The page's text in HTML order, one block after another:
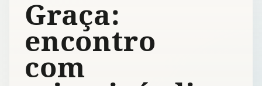
Graça:
encontro
com